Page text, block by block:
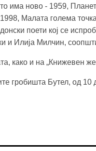
има ново - 1959,
Малата голема
поети кој се
и Илија Милчин,
како и на „Книжевен
гробишта Бутел, од 10